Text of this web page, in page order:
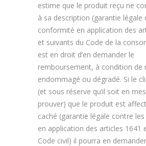
estime que le produit reçu ne
à sa description (garantie légale
conformité en application des
et suivants du Code de la
est en droit d’en demander le
remboursement, à condition de
endommagé ou dégradé. Si le
(et sous réserve qu’il soit en
prouver) que le produit est
caché (garantie légale contre
en application des articles 1641
Code civil) il pourra en